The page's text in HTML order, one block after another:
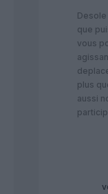
que
vous
plus
aussi